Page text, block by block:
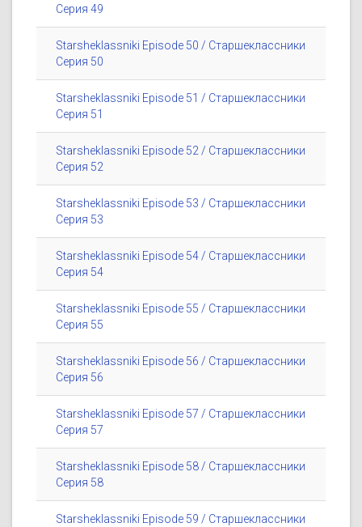
Серия 49
Starsheklassniki Episode 50 / Старшеклассники
Серия 50
Starsheklassniki Episode 51 / Старшеклассники
Серия 51
Starsheklassniki Episode 52 / Старшеклассники
Серия 52
Starsheklassniki Episode 53 / Старшеклассники
Серия 53
Starsheklassniki Episode 54 / Старшеклассники
Серия 54
Starsheklassniki Episode 55 / Старшеклассники
Серия 55
Starsheklassniki Episode 56 / Старшеклассники
Серия 56
Starsheklassniki Episode 57 / Старшеклассники
Серия 57
Starsheklassniki Episode 58 / Старшеклассники
Серия 58
Starsheklassniki Episode 59 / Старшеклассники